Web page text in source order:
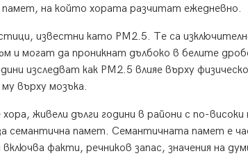
на който хората разчитат ежедневно.
известни като PM2.5. Те са
и могат да проникнат дълбоко в белите
изследват как PM2.5 влияе върху
върху мозъка.
живели дълги години в райони с по-високи
семантична памет. Семантичната памет е
факти, речников запас, значения на